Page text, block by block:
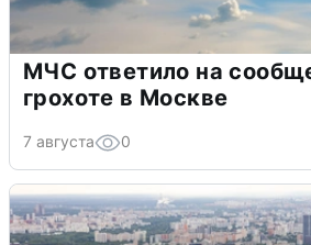
МЧС ответило на
грохоте в Москве
7 августа 0